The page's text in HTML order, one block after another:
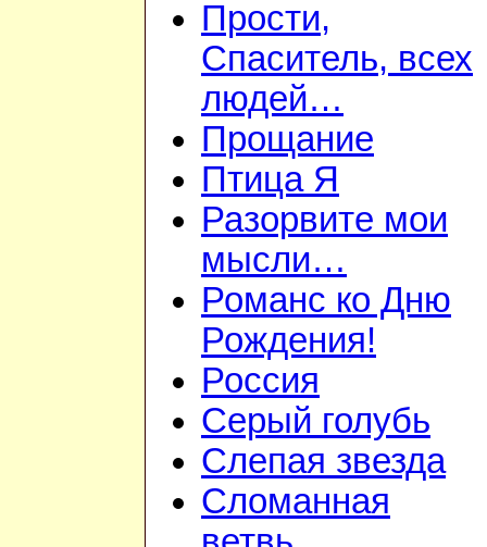
Прости,
Спаситель, всех
людей…
Прощание
Птица Я
Разорвите мои
мысли…
Романс ко Дню
Рождения!
Россия
Серый голубь
Слепая звезда
Сломанная